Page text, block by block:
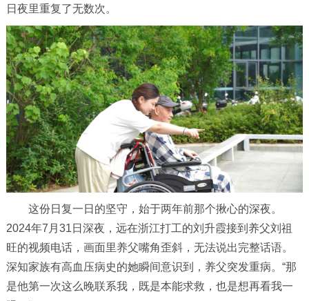
日夜里重复了无数次。
这份日复一日的坚守，始于两年前那个揪心的深夜。
2024年7月31日深夜，远在浙江打工的刘升霞接到养父刘祖
旺的视频电话，画面里养父嘴角歪斜，无法说出完整话语。
深知家族有高血压病史的她瞬间意识到，养父突发重病。“那
是他第一次这么晚联系我，既是本能求救，也是想再看我一